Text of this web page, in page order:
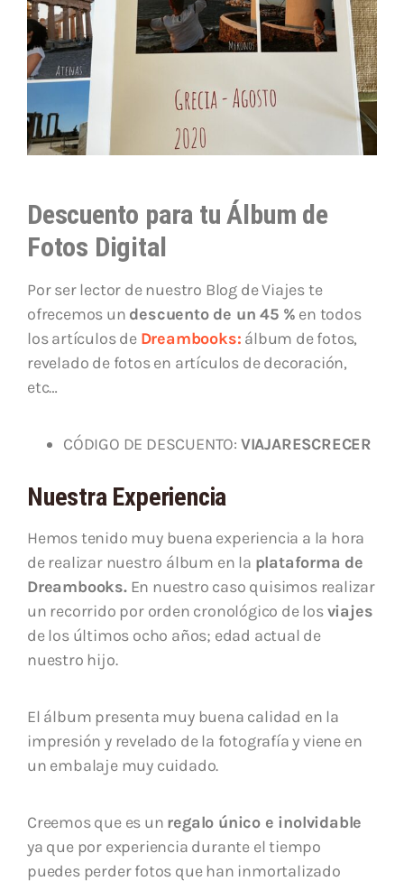
Descuento para tu Álbum de
Fotos Digital
Por ser lector de nuestro Blog de Viajes te
ofrecemos un descuento de un 45 % en todos
los artículos de Dreambooks: álbum de fotos,
revelado de fotos en artículos de decoración,
etc…
CÓDIGO DE DESCUENTO: VIAJARESCRECER
Nuestra Experiencia
Hemos tenido muy buena experiencia a la hora
de realizar nuestro álbum en la plataforma de
Dreambooks.En nuestro caso quisimos realizar
un recorrido por orden cronológico de losviajes
de los últimos ocho años; edad actual de
nuestro hijo.
El álbum presenta muy buena calidad en la
impresión y revelado de la fotografía y viene en
un embalaje muy cuidado.
Creemos que es un regalo único e inolvidable
ya que por experiencia durante el tiempo
puedes perder fotos que han inmortalizado